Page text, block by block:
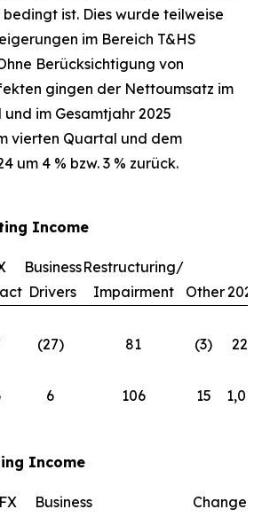
ist. Dies wurde teilweise
im Bereich T&HS
Berücksichtigung von
gingen der Nettoumsatz im
im Gesamtjahr 2025
vierten Quartal und dem
um 4 % bzw. 3 % zurück.
Income
Business
Drivers
Restructuring/
Impairment
Other2025
(27) 81 (3)
220
6 106 15 1,016
Income
FX
Business
Change